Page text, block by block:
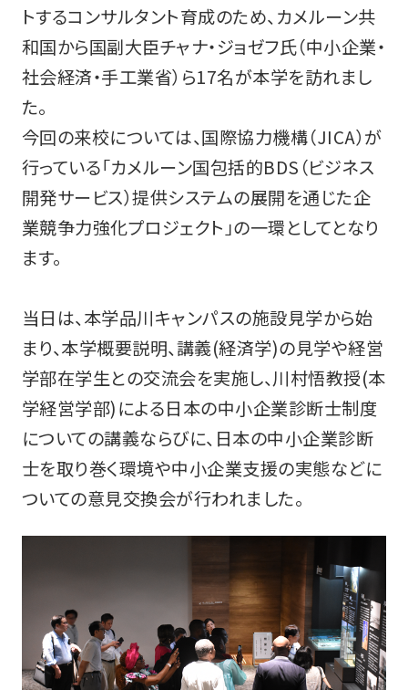
トするコンサルタント育成のため、カメルーン共
和国から国副大臣チャナ・ジョゼフ氏（中小企業・
社会経済・手工業省）ら17名が本学を訪れまし
た。
今回の来校については、国際協力機構（JICA）が
行っている「カメルーン国包括的BDS（ビジネス
開発サービス）提供システムの展開を通じた企
業競争力強化プロジェクト」の一環としてとなり
ます。
当日は、本学品川キャンパスの施設見学から始
まり、本学概要説明、講義(経済学)の見学や経営
学部在学生との交流会を実施し、川村悟教授(本
学経営学部)による日本の中小企業診断士制度
についての講義ならびに、日本の中小企業診断
士を取り巻く環境や中小企業支援の実態などに
ついての意見交換会が行われました。